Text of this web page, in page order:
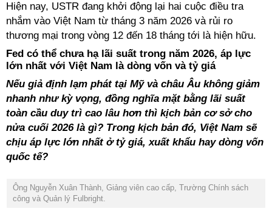
Hiện nay, USTR đang khởi động lại hai cuộc điều tra
nhắm vào Việt Nam từ tháng 3 năm 2026 và rủi ro
thương mại trong vòng 12 đến 18 tháng tới là hiện hữu.
Fed có thể chưa hạ lãi suất trong năm 2026, áp lực
lớn nhất với Việt Nam là dòng vốn và tỷ giá
Nếu giả định lạm phát tại Mỹ và châu Âu không giảm
nhanh như kỳ vọng, đồng nghĩa mặt bằng lãi suất
toàn cầu duy trì cao lâu hơn thì kịch bản cơ sở cho
nửa cuối 2026 là gì? Trong kịch bản đó, Việt Nam sẽ
chịu áp lực lớn nhất ở tỷ giá, xuất khẩu hay dòng vốn
quốc tế?
Ông Nguyễn Xuân Thành, Giảng viên cao cấp, Trường Chính sách
công và Quản lý Fulbright.